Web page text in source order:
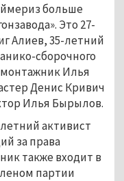
больше
Это 27-
Алиев, 35-летний
сборочного
монтажник Илья
Денис Кривич
Илья Бырылов.
активист
за права
также входит в
партии